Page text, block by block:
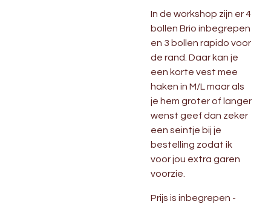
In de workshop zijn er 4
bollen Brio inbegrepen
en 3 bollen rapido voor
de rand. Daar kan je
een korte vest mee
haken in M/L maar als
je hem groter of langer
wenst geef dan zeker
een seintje bij je
bestelling zodat ik
voor jou extra garen
voorzie.
Prijs is inbegrepen -